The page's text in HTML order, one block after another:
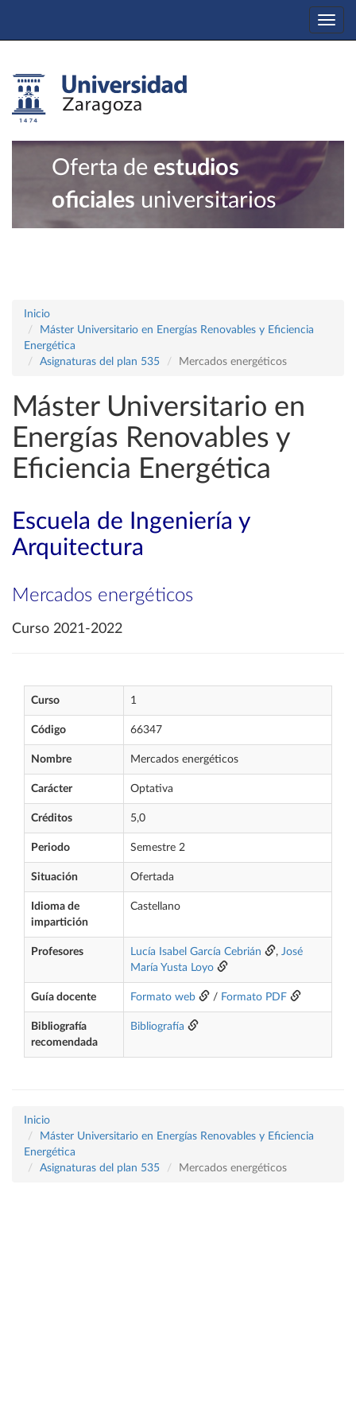
Oferta de estudios
oficiales universitarios
Inicio
Máster Universitario en Energías Renovables y Eficiencia
Energética
Asignaturas del plan 535
Mercados energéticos
Máster Universitario en
Energías Renovables y
Eficiencia Energética
Escuela de Ingeniería y
Arquitectura
Mercados energéticos
Curso 2021-2022
Curso 1
Código 66347
Nombre Mercados energéticos
Carácter Optativa
Créditos 5,0
Periodo Semestre 2
Situación Ofertada
Idioma de
impartición
Castellano
Profesores Lucía Isabel García Cebrián , José
María Yusta Loyo
Guía docente Formato web / Formato PDF
Bibliografía
recomendada
Bibliografía
Inicio
Máster Universitario en Energías Renovables y Eficiencia
Energética
Asignaturas del plan 535
Mercados energéticos